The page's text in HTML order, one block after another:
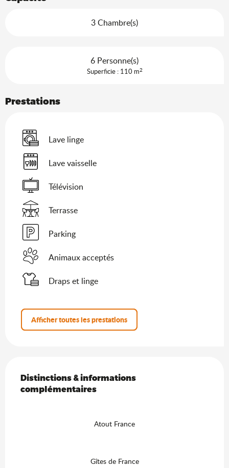
3 Chambre(s)
6 Personne(s)
Superficie : 110 m2
Prestations
Lave linge
Lave vaisselle
Télévision
Terrasse
Parking
Animaux acceptés
Draps et linge
Afficher toutes les prestations
Distinctions & informations complémentaires
Distinctions & informations
complémentaires
Atout France
Gîtes de France